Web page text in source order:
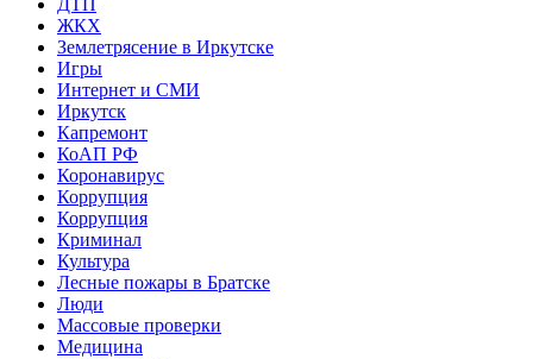
ЖКХ
Землетрясение в Иркутске
Игры
Интернет и СМИ
Иркутск
Капремонт
КоАП РФ
Коронавирус
Коррупция
Коррупция
Криминал
Культура
Лесные пожары в Братске
Люди
Массовые проверки
Медицина